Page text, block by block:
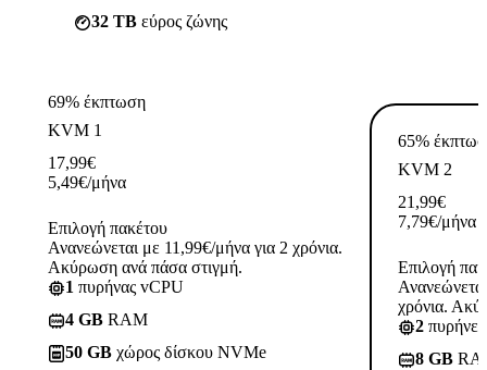
32 TB εύρος ζώνης
69% έκπτωση
KVM 1
17,99€
5,49€/μήνα
Επιλογή πακέτου
Ανανεώνεται με 11,99€/μήνα για 2 χρόνια.
Ακύρωση ανά πάσα στιγμή.
1 πυρήνας vCPU
4 GB RAM
50 GB χώρος δίσκου NVMe
65%
KVM 2
21,99€
7,79€/μήνα
Επιλογή
χρόνια.
2
8 GB